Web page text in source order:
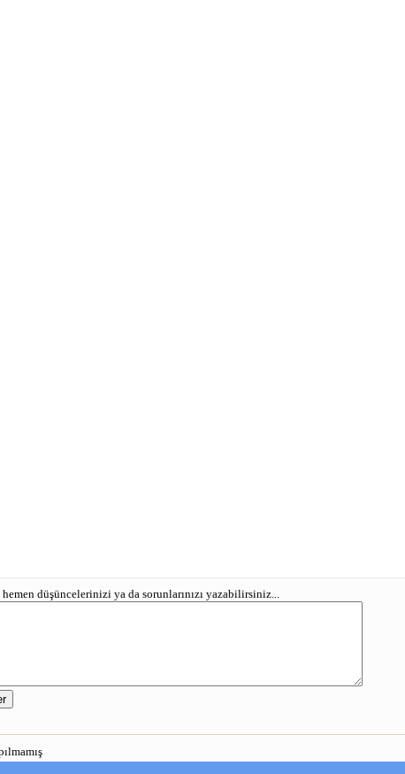
düşüncelerinizi ya da sorunlarınızı yazabilirsiniz...